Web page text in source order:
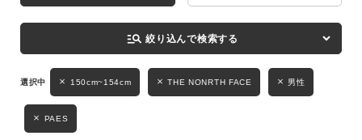
キーワード
性別
MENS LADIES KIDS
manage_search 絞り込んで検索する
150cm~154cm THE NONRTH FACE 男性
PAES